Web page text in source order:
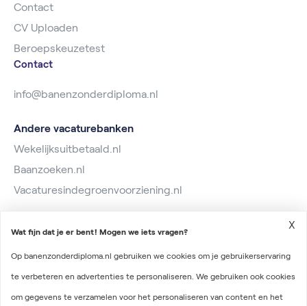
Contact
CV Uploaden
Beroepskeuzetest
Contact
info@banenzonderdiploma.nl
Andere vacaturebanken
Wekelijksuitbetaald.nl
Baanzoeken.nl
Vacaturesindegroenvoorziening.nl
Wat fijn dat je er bent! Mogen we iets vragen?
Op banenzonderdiploma.nl gebruiken we cookies om je gebruikerservaring
te verbeteren en advertenties te personaliseren. We gebruiken ook cookies
om gegevens te verzamelen voor het personaliseren van content en het
X